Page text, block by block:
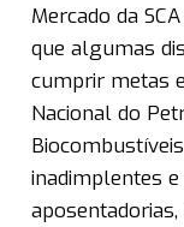
Mercado da
que algumas
cumprir metas
Nacional do
inadimplentes